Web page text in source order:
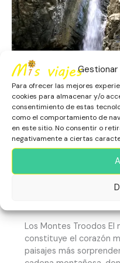
Para ofrecer las mejores
cookies para almacenar y/o
consentimiento de estas
como el comportamiento de
en este sitio. No consentir o
negativamente a ciertas
Ruta por
Olimbos, la
Kalidonia y
Los Montes Troodos El
constituye el corazón
paisajes más
Cascada
de
Kalidonia
y
el
Monasterio
de
Trooditissa